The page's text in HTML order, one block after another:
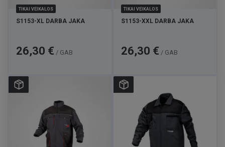
TIKAI VEIKALOS
S1153-XL DARBA JAKA
Cena
26,30 € / GAB
TIKAI VEIKALOS
S1153-XXL DARBA JAKA
Cena
26,30 € / GAB